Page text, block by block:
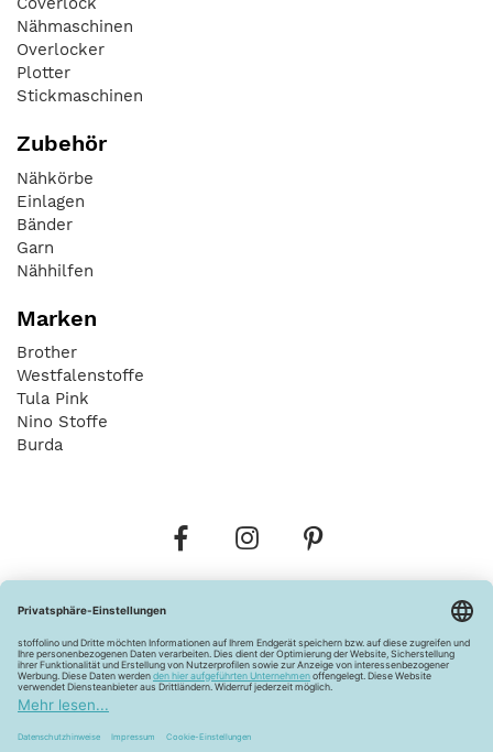
Nähmaschinen
Overlocker
Plotter
Stickmaschinen
Zubehör
Nähkörbe
Einlagen
Bänder
Garn
Nähhilfen
Marken
Brother
Westfalenstoffe
Tula Pink
Nino Stoffe
Burda
Widerrufsbelehrung Vertrag widerrufen
Barrierefreiheitserklärung